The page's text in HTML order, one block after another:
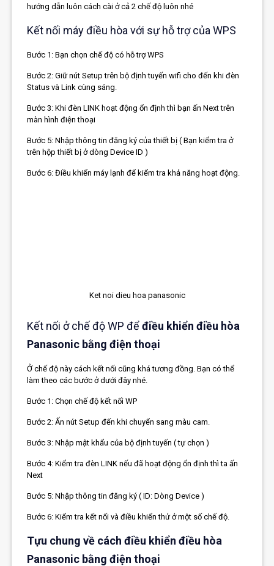
hướng dẫn luôn cách cài ở cả 2 chế độ luôn nhé
Kết nối máy điều hòa với sự hỗ trợ của WPS
Bước 1: Bạn chọn chế độ có hỗ trợ WPS
Bước 2: Giữ nút Setup trên bộ định tuyến wifi cho đến khi đèn
Status và Link cùng sáng.
Bước 3: Khi đèn LINK hoạt động ổn định thì bạn ấn Next trên
màn hình điện thoại
Bước 5: Nhập thông tin đăng ký của thiết bị ( Bạn kiểm tra ở
trên hộp thiết bị ở dòng Device ID )
Bước 6: Điều khiển máy lạnh để kiểm tra khả năng hoạt động.
Ket noi dieu hoa panasonic
Kết nối ở chế độ WP đểđiều khiển điều hòa
Panasonic bằng điện thoại
Ở chế độ này cách kết nối cũng khá tương đồng. Bạn có thể
làm theo các bước ở dưới đây nhé.
Bước 1: Chọn chế độ kết nối WP
Bước 2: Ấn nút Setup đến khi chuyển sang màu cam.
Bước 3: Nhập mật khẩu của bộ định tuyến ( tự chọn )
Bước 4: Kiểm tra đèn LINK nếu đã hoạt động ổn định thì ta ấn
Next
Bước 5: Nhập thông tin đăng ký ( ID: Dòng Device )
Bước 6: Kiểm tra kết nối và điều khiển thử ở một số chế độ.
Tựu chung về cách điều khiển điều hòa
Panasonic bằng điện thoại